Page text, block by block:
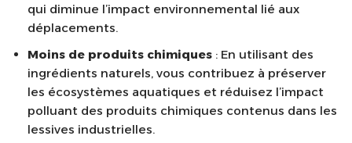
qui diminue l’impact environnemental lié aux
déplacements.
Moins de produits chimiques : En utilisant des
ingrédients naturels, vous contribuez à préserver
les écosystèmes aquatiques et réduisez l’impact
polluant des produits chimiques contenus dans les
lessives industrielles.